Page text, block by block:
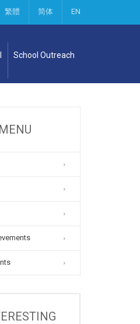
繁體 简体 EN
School Outreach